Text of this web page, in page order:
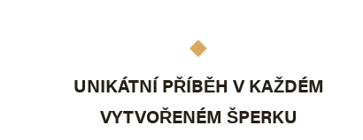
UNIKÁTNÍ PŘÍBĚH V KAŽDÉM
VYTVOŘENÉM ŠPERKU